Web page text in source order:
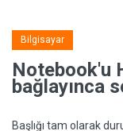
Bilgisayar
Notebook'u
bağlayınca
Başlığı tam olarak